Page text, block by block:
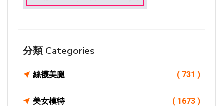
分類 Categories
絲襪美腿 ( 731 )
美女模特 ( 1673 )